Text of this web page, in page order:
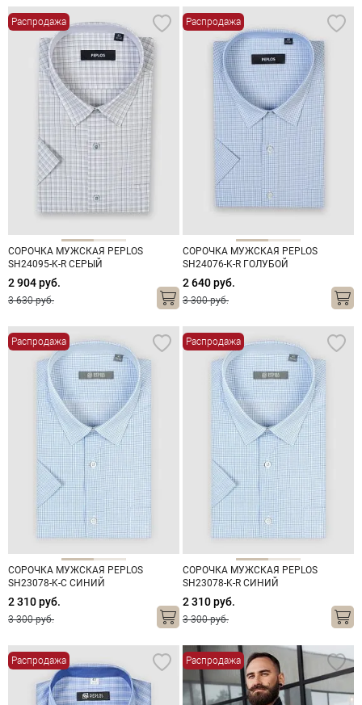
Распродажа
СОРОЧКА МУЖСКАЯ PEPLOS
SH24095-K-R СЕРЫЙ
2 904 руб.
3 630 руб.
Распродажа
СОРОЧКА МУЖСКАЯ PEPLOS
SH24076-K-R ГОЛУБОЙ
2 640 руб.
3 300 руб.
Распродажа
СОРОЧКА МУЖСКАЯ PEPLOS
SH23078-K-C СИНИЙ
2 310 руб.
3 300 руб.
Распродажа
СОРОЧКА МУЖСКАЯ PEPLOS
SH23078-K-R СИНИЙ
2 310 руб.
3 300 руб.
Распродажа Распродажа